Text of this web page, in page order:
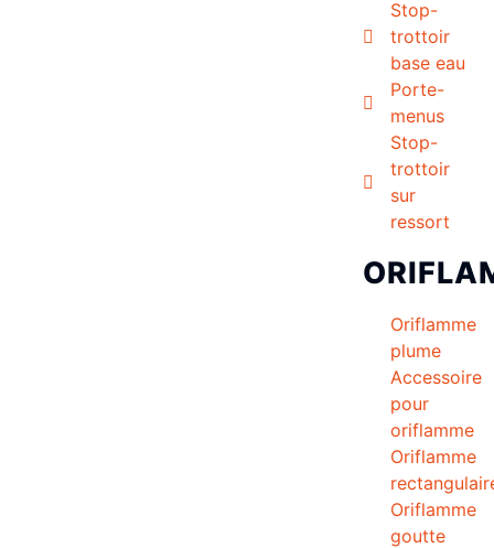
Stop-
trottoir
base eau
Porte-
menus
Stop-
trottoir
sur
ressort
Oriflamme
plume
Accessoire
pour
oriflamme
Oriflamme
Oriflamme
goutte